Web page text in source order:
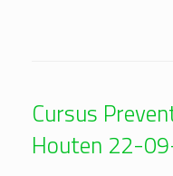
Cursus
Houten 22-